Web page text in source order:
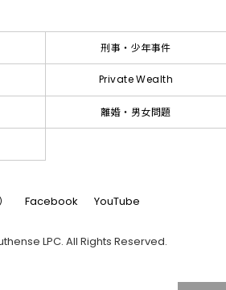
刑事・少年事件
Private Wealth
離婚・男女問題
Facebook YouTube
LPC. All Rights Reserved.